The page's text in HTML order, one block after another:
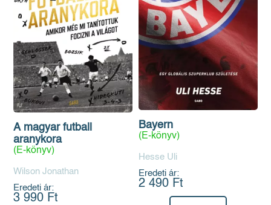
A magyar futball
aranykora
(E-könyv)
Wilson Jonathan
Eredeti ár:
3 990 Ft
Bayern
(E-könyv)
Hesse Uli
Eredeti ár:
2 490 Ft